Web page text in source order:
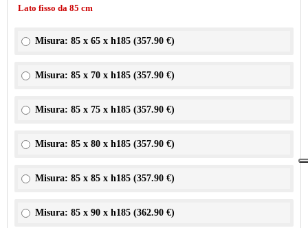
Lato fisso da 85 cm
Misura: 85 x 65 x h185 (357.90 €)
Misura: 85 x 70 x h185 (357.90 €)
Misura: 85 x 75 x h185 (357.90 €)
Misura: 85 x 80 x h185 (357.90 €)
Misura: 85 x 85 x h185 (357.90 €)
Misura: 85 x 90 x h185 (362.90 €)